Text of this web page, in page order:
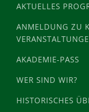
AKTUELLES
ANMELDUNG ZU
AKADEMIE-PASS
WER SIND WIR?
HISTORISCHES